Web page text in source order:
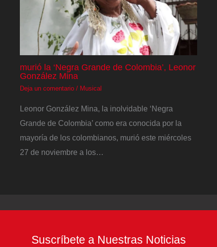
murió la ‘Negra Grande de Colombia’, Leonor
González Mina
Deja un comentario / Musical
Leonor González Mina, la inolvidable ‘Negra
Grande de Colombia’ como era conocida por la
mayoría de los colombianos, murió este miércoles
27 de noviembre a los…
Suscríbete a Nuestras Noticias